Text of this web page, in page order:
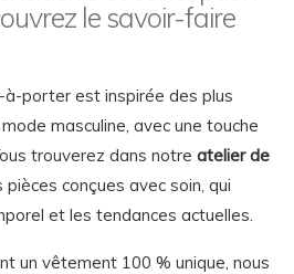
le savoir-faire
porter est inspirée des plus
masculine, avec une touche
trouverez dans notre atelier de
pièces conçues avec soin, qui
et les tendances actuelles.
un vêtement 100 % unique, nous